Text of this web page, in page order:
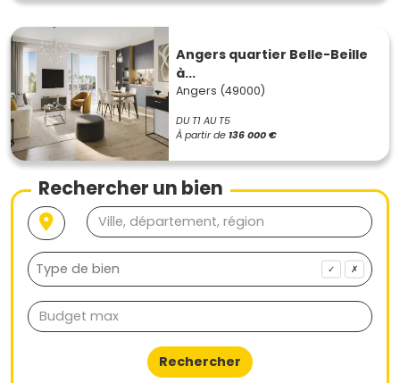
Angers quartier Belle-Beille
à...
Angers (49000)
DU T1 AU T5
À partir de 136 000 €
Rechercher un bien
✓ ✗
Rechercher